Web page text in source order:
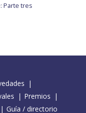
Parte tres
Premios
Guía / directorio